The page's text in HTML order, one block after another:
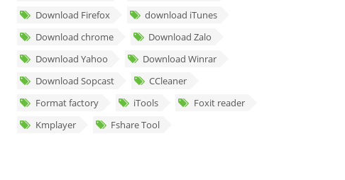
Download Firefox
download iTunes
Download chrome
Download Zalo
Download Yahoo
Download Winrar
Download Sopcast
CCleaner
Format factory
iTools
Foxit reader
Kmplayer
Fshare Tool